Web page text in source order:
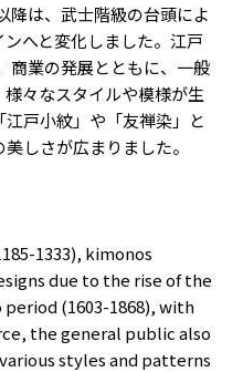
降は、武士階級の台頭によ
へと変化しました。江戸
商業の発展とともに、一般
々なスタイルや模様が生
戸小紋」や「友禅染」と
しさが広まりました。
1333), kimonos
due to the rise of the
period (1603-1868), with
the general public also
styles and patterns